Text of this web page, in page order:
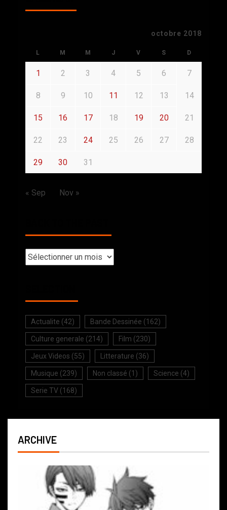
octobre 2018
L M M J V S D
1 2 3 4 5 6 7
8 9 10 11 12 13 14
15 16 17 18 19 20 21
22 23 24 25 26 27 28
29 30 31
« Sep Nov »
Actualite (42) Bande Dessinée (162)
Culture generale (214) Film (230)
Jeux Videos (55) Litterature (36)
Musique (239) Non classé (1) Science (4)
Serie TV (168)
ARCHIVE